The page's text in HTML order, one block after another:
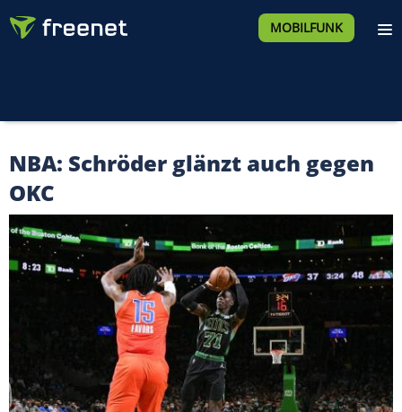
MOBILFUNK
NBA: Schröder glänzt auch gegen
OKC